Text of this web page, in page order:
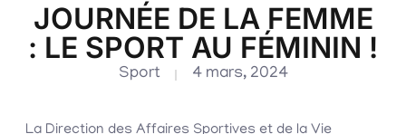
JOURNÉE DE LA FEMME
: LE SPORT AU FÉMININ !
Sport 4 mars, 2024
La Direction des Affaires Sportives et de la Vie